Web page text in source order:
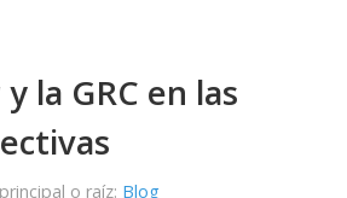
la GRC en las
o raíz: Blog